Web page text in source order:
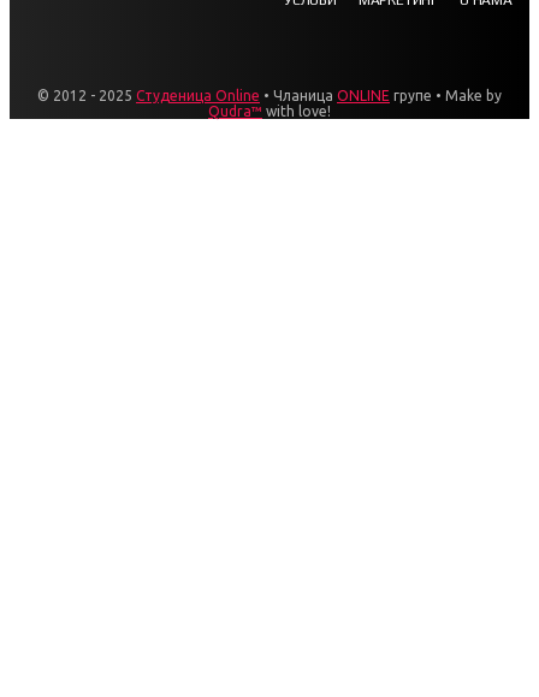
© 2012 - 2025 Студеница Online • Чланица ONLINE групе • Make by
Qudra™ with love!